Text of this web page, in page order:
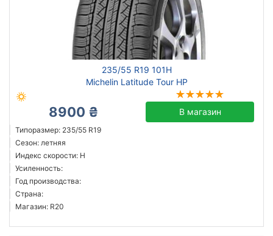
235/55 R19 101H
Michelin Latitude Tour HP
8900 ₴ В магазин
Типоразмер: 235/55 R19
Сезон: летняя
Индекс скорости: H
Усиленность:
Год производства:
Страна:
Магазин: R20
Год производства
Страна производства
Сбросить Подобрать